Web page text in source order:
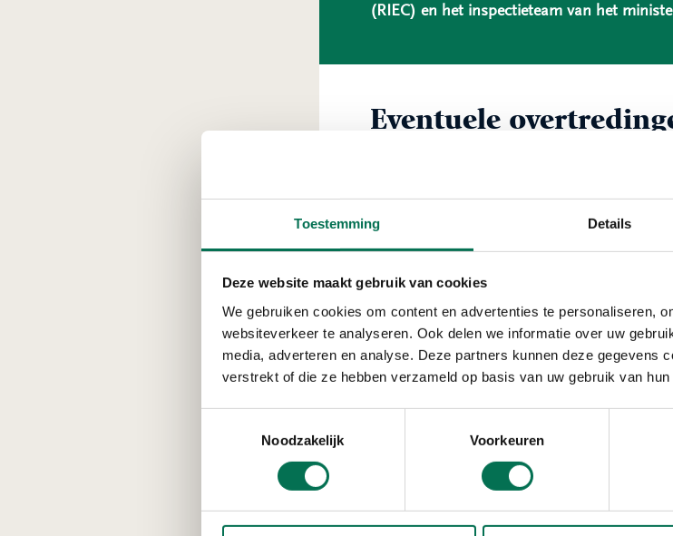
Toestemming Details
Deze website maakt gebruik van cookies
We gebruiken cookies om content en advertenties te personaliseren,
websiteverkeer te analyseren. Ook delen we informatie over uw
media, adverteren en analyse. Deze partners kunnen deze gegevens
verstrekt of die ze hebben verzameld op basis van uw gebruik van
Noodzakelijk
Voorkeuren
(RIEC) en het inspectieteam van het
Eventuele
De controle duurt de hele dag. De
wat daar uitkomt wordt er gekeken of er
deze grootschalige controle zijn de vele
activiteiten.
Waarom een
Een grootschalige controle (ook wel
helderheid, maar ook verschillende
zichtbaar. Samen zie je tenslotte meer. Zo
waar een politieagent of boa niet zomaar
pakken. Onze inspecteurs weten steeds
daardoor steeds meer een signalerende rol